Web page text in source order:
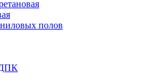
полов